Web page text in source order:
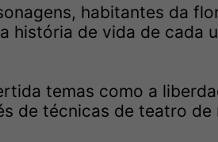
habitantes da
história de vida de cada
temas como a
de técnicas de teatro de